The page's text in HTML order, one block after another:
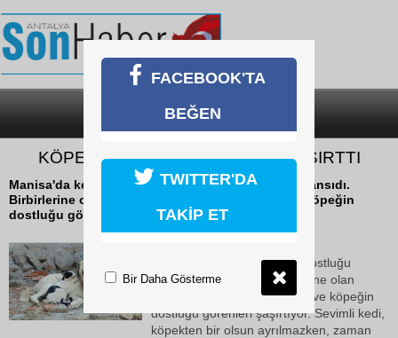
SON DAKİKA
KÖPEĞE MASAJ YAPAN KEDİ ŞAŞIRTTI
Manisa'da kedi ile köpeğin dostluğu kameralara yansıdı.
Birbirlerine olan düşmanlıkları ile bilinen kedi ve köpeğin
dostluğu görenleri şaşırtıyor.
Manisa'da kedi ile köpeğin dostluğu
kameralara yansıdı. Birbirlerine olan
düşmanlıkları ile bilinen kedi ve köpeğin
dostluğu görenleri şaşırtıyor. Sevimli kedi,
köpekten bir olsun ayrılmazken, zaman
FACEBOOK'TA
BEĞEN
TWITTER'DA
TAKİP ET
Bir Daha Gösterme